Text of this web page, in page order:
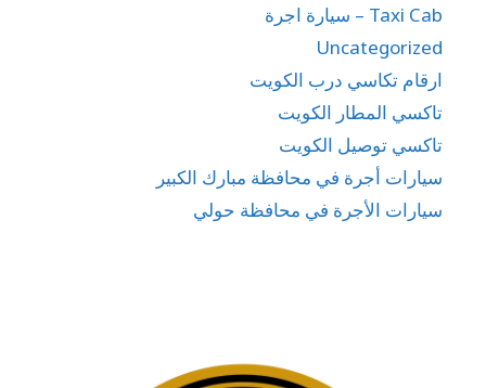
Taxi Cab – سيارة اجرة
Uncategorized
ارقام تكاسي درب الكويت
تاكسي المطار الكويت
تاكسي توصيل الكويت
سيارات أجرة في محافظة مبارك الكبير
سيارات الأجرة في محافظة حولي